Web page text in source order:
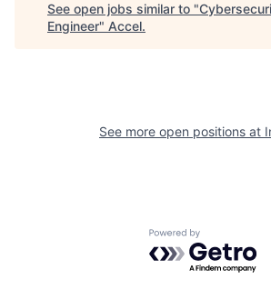
See open jobs similar to "
Engineer" Accel.
See more open positions at
Powered by